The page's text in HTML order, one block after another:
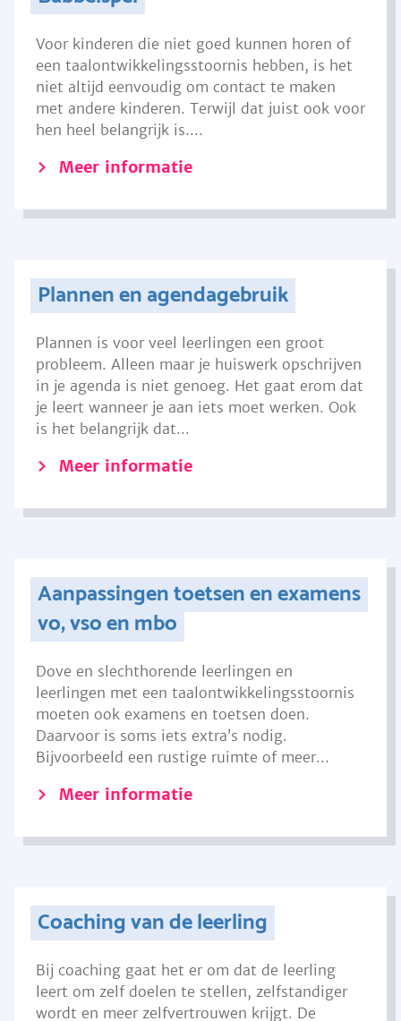
Voor kinderen die niet goed kunnen horen of
een taalontwikkelingsstoornis hebben, is het
niet altijd eenvoudig om contact te maken
met andere kinderen. Terwijl dat juist ook voor
hen heel belangrijk is....
Meer informatie
Plannen en agendagebruik
Plannen is voor veel leerlingen een groot
probleem. Alleen maar je huiswerk opschrijven
in je agenda is niet genoeg. Het gaat erom dat
je leert wanneer je aan iets moet werken. Ook
is het belangrijk dat...
Meer informatie
Aanpassingen toetsen en examens
vo, vso en mbo
Dove en slechthorende leerlingen en
leerlingen met een taalontwikkelingsstoornis
moeten ook examens en toetsen doen.
Daarvoor is soms iets extra’s nodig.
Bijvoorbeeld een rustige ruimte of meer...
Meer informatie
Coaching van de leerling
Bij coaching gaat het er om dat de leerling
leert om zelf doelen te stellen, zelfstandiger
wordt en meer zelfvertrouwen krijgt. De